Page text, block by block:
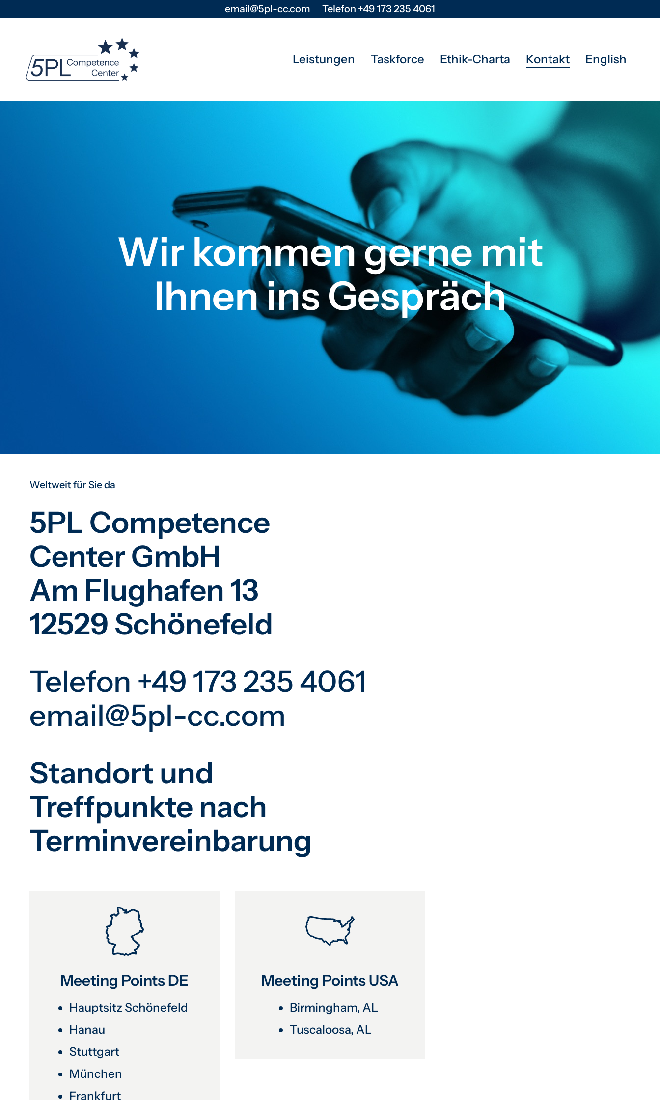
Telefon +49 173 235 4061
email@5pl-cc.com
Leistungen Taskforce Ethik-Charta Kontakt English
Wir kommen gerne mit
Ihnen ins Gespräch
Weltweit für Sie da
5PL Competence
Center GmbH
Am Flughafen 13
12529 Schönefeld
Telefon +49 173 235 4061
email@5pl-cc.com
Standort und
Treffpunkte nach
Terminvereinbarung
Meeting Points DE
Hauptsitz Schönefeld
Hanau
Stuttgart
München
Frankfurt
Meeting Points USA
Birmingham, AL
Tuscaloosa, AL